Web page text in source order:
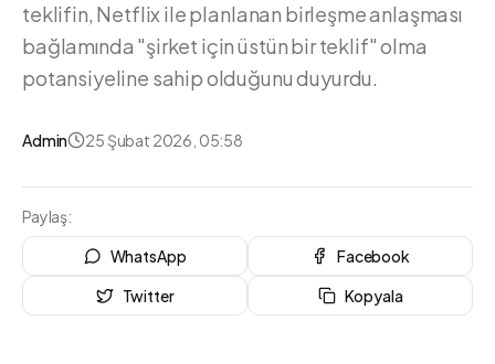
teklifin, Netflix ile planlanan birleşme anlaşması
bağlamında "şirket için üstün bir teklif" olma
potansiyeline sahip olduğunu duyurdu.
Admin 25 Şubat 2026, 05:58
Paylaş:
WhatsApp
Facebook
Twitter
Kopyala